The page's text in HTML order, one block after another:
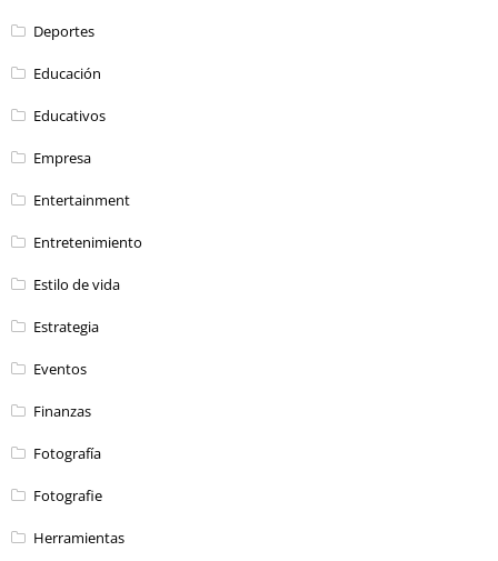
Deportes
Educación
Educativos
Empresa
Entertainment
Entretenimiento
Estilo de vida
Estrategia
Eventos
Finanzas
Fotografía
Fotografie
Herramientas